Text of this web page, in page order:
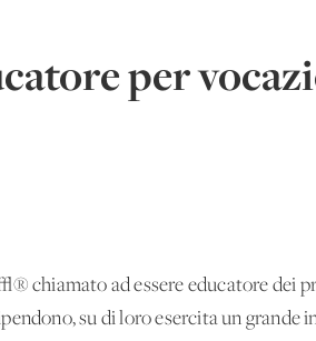
per
chiamato ad essere educatore
su di loro esercita un grande